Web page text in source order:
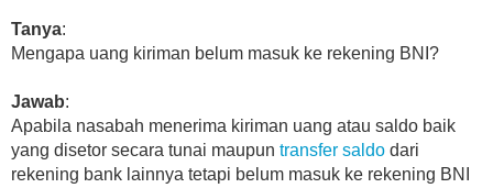
Tanya:
Mengapa uang kiriman belum masuk ke rekening BNI?
Jawab:
Apabila nasabah menerima kiriman uang atau saldo baik
yang disetor secara tunai maupun transfer saldo dari
rekening bank lainnya tetapi belum masuk ke rekening BNI